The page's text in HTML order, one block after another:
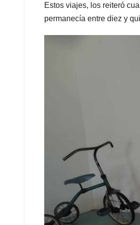
Estos viajes, los reiteró
permanecía entre diez y